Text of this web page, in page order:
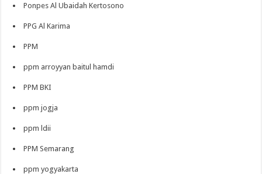
Ponpes Al Ubaidah Kertosono
PPG Al Karima
PPM
ppm arroyyan baitul hamdi
PPM BKI
ppm jogja
ppm ldii
PPM Semarang
ppm yogyakarta